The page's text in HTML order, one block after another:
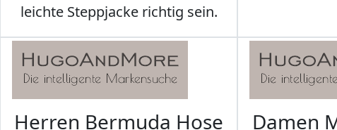
leichte Steppjacke richtig sein.
Herren Bermuda Hose
Damen